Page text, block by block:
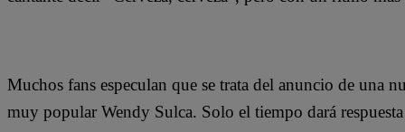
Muchos fans especulan que se trata del anuncio de una
muy popular Wendy Sulca. Solo el tiempo dará